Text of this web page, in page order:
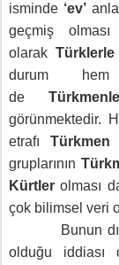
isminde ‘ev’
geçmiş olması
olarak Türklerle
durum
de
görünmektedir.
etrafı Türkmen
gruplarının
Kürtler olması
çok bilimsel veri
Bunun
olduğu iddiası